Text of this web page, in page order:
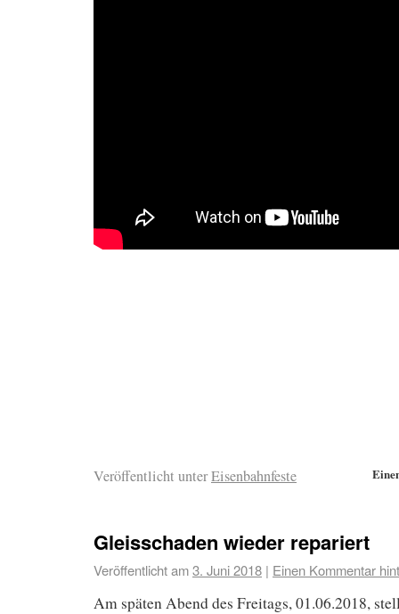
Veröffentlicht unterEisenbahnfeste
Gleisschaden wieder repariert
Veröffentlicht am3. Juni 2018 | Einen Kommentar
Am späten Abend des Freitags, 01.06.2018,